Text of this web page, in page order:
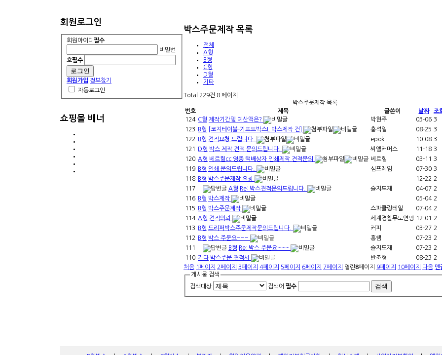
회원로그인
회원아이디 필수
비밀번
호필수
회원가입 정보찾기
자동로그인
쇼핑몰 배너
박스주문제작 목록
전체
A형
B형
C형
D형
기타
Total 229건 8 페이지
박스주문제작 목록
번호
제목 글쓴이 날짜
조
124 C형 제작기간및 예산액은? 박현주 03-06 3
123
B형 [코지테이블-기프트박스L 박스제작 건] 홍석일 08-25 3
122
B형 견적요청 드립니다. epok 10-08 3
121
D형 박스 제작 견적 문의드립니다. 씨엘커머스 11-18 3
120 A형 베르힐cc 영종 택배상자 인쇄제작 견적문의 베르힐 03-11
3
119 B형 인쇄 문의드립니다. 심프레임 07-30 3
118 B형 박스주문제작 요청 12-22 2
117
A형 Re: 박스견적문의드립니다. 슬지도재 04-07 2
116 B형 박스제작 05-04 2
115
B형 박스주문제작 스파클링테일 07-04 2
114 A형 견적의뢰 세계경찰무도연맹 12-01
2
113
B형 드리퍼박스주문제작문의드립니다. 커피 03-27 2
112
B형 박스 주문요~~~ 홍쌤 07-23 2
111
B형 Re: 박스 주문요~~~ 슬지도재 07-23 2
110 기타 박스주문 견적서 반조형 08-23 2
처음 1 페이지 2페이지 3페이지 4페이지 5페이지 6페이지 7페이지 열린8페이지 9페이지 10페이지 다음 맨
게시물 검색
검색대상 검색어 필수